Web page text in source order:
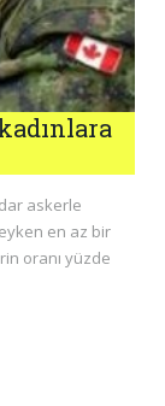
askerle
en az bir
oranı yüzde